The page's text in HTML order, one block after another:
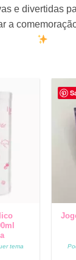
e divertidas
a
tema